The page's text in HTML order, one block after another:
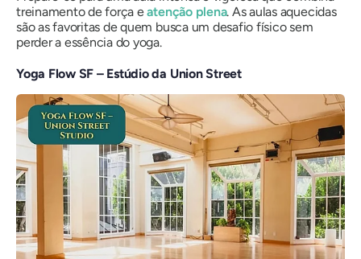
treinamento de força eatenção plena. As aulas aquecidas
são as favoritas de quem busca um desafio físico sem
perder a essência do yoga.
Yoga Flow SF – Estúdio da Union Street